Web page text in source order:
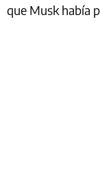
que Musk había